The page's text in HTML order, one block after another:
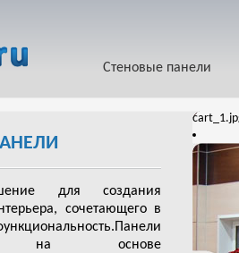
Стеновые панели
для создания
сочетающего в
на основе